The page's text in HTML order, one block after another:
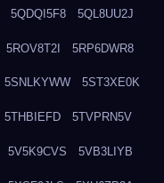
5QDQI5F8 5QL8UU2J
5ROV8T2I 5RP6DWR8
5SNLKYWW 5ST3XE0K
5THBIEFD 5TVPRN5V
5V5K9CVS 5VB3LIYB